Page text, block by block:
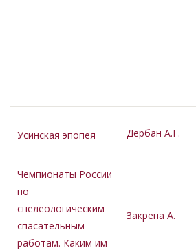
Усинская эпопея Дербан А.Г.
Чемпионаты России
по
спелеологическим
спасательным
работам. Каким им
Закрепа А.